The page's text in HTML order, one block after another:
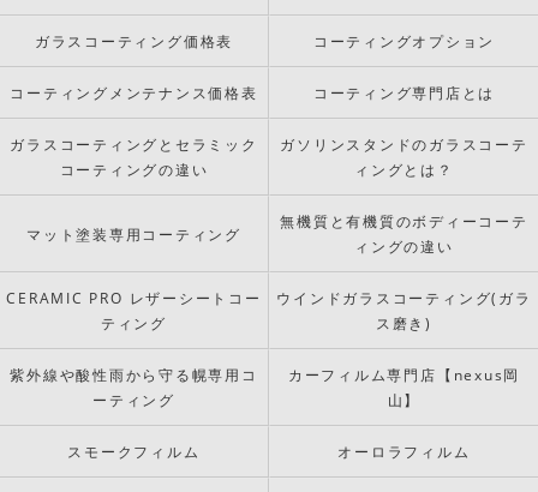
ガラスコーティング価格表 コーティングオプション
コーティングメンテナンス価格表 コーティング専門店とは
ガラスコーティングとセラミック
コーティングの違い
ガソリンスタンドのガラスコーテ
ィングとは？
マット塗装専用コーティング
無機質と有機質のボディーコーテ
ィングの違い
CERAMIC PRO レザーシートコー
ティング
ウインドガラスコーティング(ガラ
ス磨き)
紫外線や酸性雨から守る幌専用コ
ーティング
カーフィルム専門店【nexus岡
山】
スモークフィルム オーロラフィルム